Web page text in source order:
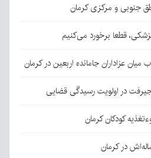
جنوبی و مرکزی کرمان
قطعا برخورد می‌کنیم
در اولویت رسیدگی قضایی
کودکان کرمان